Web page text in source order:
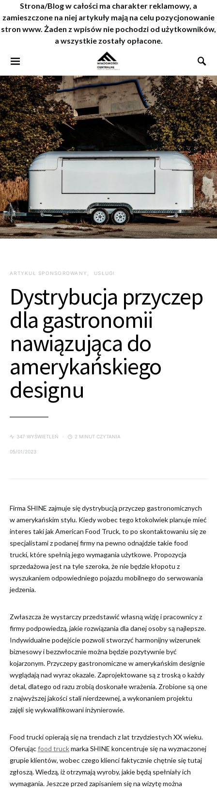
Strona/Blog w całości ma charakter reklamowy, a
zamieszczone na niej artykuły mają na celu pozycjonowanie
stron www. Żaden z wpisów nie pochodzi od użytkowników,
a wszystkie zostały opłacone.
ARTYKUŁ SPONSOROWANY USŁUGI
Dystrybucja przyczep
dla gastronomii
nawiązująca do
amerykańskiego
designu
347 WYŚWIETLEŃ 2 MINUT CZYTANIA
05/01/2023
Firma SHINE zajmuje się dystrybucją przyczep gastronomicznych
w amerykańskim stylu. Kiedy wobec tego ktokolwiek planuje mieć
interes taki jak American Food Truck, to po skontaktowaniu się ze
specjalistami z podanej firmy na pewno odnajdzie takie food
trucki, które spełnią jego wymagania użytkowe. Propozycja
sprzedażowa jest na tyle szeroka, że nie będzie kłopotu z
wyszukaniem odpowiedniego pojazdu mobilnego do serwowania
jedzenia.
Zwłaszcza że wystarczy przedstawić własną wizję i pracownicy z
firmy podpowiedzą, jakie rozwiązania dla danej osoby są najlepsze.
Indywidualne podejście pozwoli stworzyć harmonijny wizerunek
biznesowy i bezzwłocznie można będzie pozytywnie być
kojarzonym. Przyczepy gastronomiczne w amerykańskim designie
wyglądają nad wyraz okazale. Zaprojektowane są z troską o każdy
detal, dlatego od razu zrobią doskonałe wrażenia. Zrobione są one
z najwyższej jakości stali nierdzewnej, a wykonaniem projektu
zajęli się wykwalifikowani inżynierowie.
Food trucki opierają się na trendach z lat trzydziestych XX wieku.
Oferującfood truckmarka SHINE koncentruje się na wyznaczonej
grupie klientów, wobec czego klienci faktycznie chętnie się tutaj
zgłoszą. Wiedzą, iż otrzymają wyroby, jakie będą spełniały ich
wymagania. Jeszcze przed zapisaniem się na wizytę można